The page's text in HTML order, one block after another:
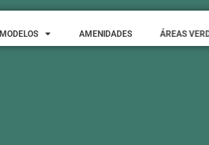
MODELOS AMENIDADES ÁREAS